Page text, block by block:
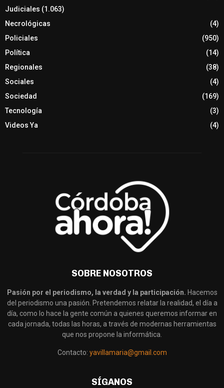
Judiciales (1.063)
Necrológicas
(4)
Policiales
(950)
Política
(14)
Regionales
(38)
Sociales
(4)
Sociedad
(169)
Tecnología
(3)
Videos Ya
(4)
SOBRE NOSOTROS
Pasión por el periodismo, la verdad y la participación. Hacemos
del periodismo una pasión. Pretendemos relatar la realidad, el día a
día, como lo hace la gente común a quienes queremos informar en
cada jornada, todas las horas, a través de modernas herramientas
que nos propone la informática.
Contacto: yavillamaria@gmail.com
SÍGANOS